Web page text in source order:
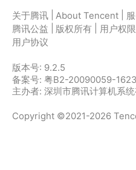
关于腾讯 About Tencent
腾讯公益
版权所有 用户权限
用户协议
版本号: 9.2.5
备案号: 粤B2-20090059-
主办者: 深圳市腾讯计算机系统
Copyright ©2021-2026